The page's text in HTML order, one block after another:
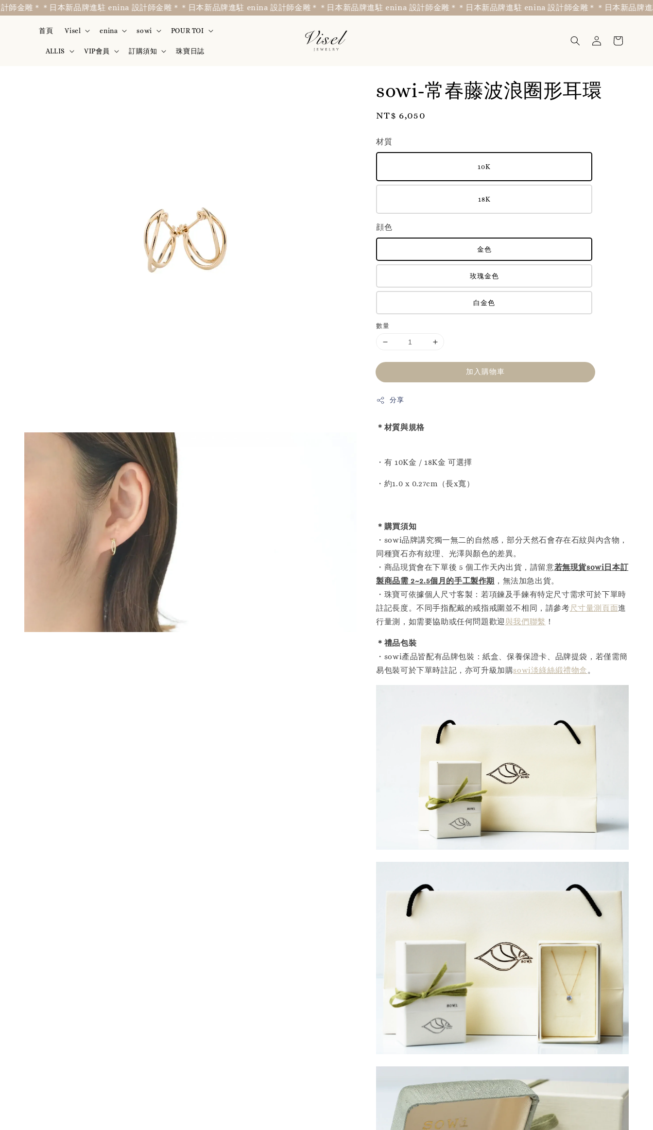
雕＊＊日本新品牌進駐 enina 設計師金雕＊＊日本新品牌進駐 enina 設計師金雕＊＊日本新品牌進駐 enina 設計師金雕＊＊日本新品牌進駐 enina 設計師金雕＊＊日本新品牌進駐
首頁 Visel enina sowi POUR TOI
ALLIS VIP會員 訂購須知 珠寶日誌
sowi-常春藤波浪圈形耳環
Regular
NT$ 6,050
材質
10K
18K
顔色
金色
玫瑰金色
白金色
數量
加入購物車
分享
＊材質與規格
・有 10K金 / 18K金 可選擇
・約1.0 x 0.27cm（長x寬）
＊購買須知
・sowi品牌講究獨一無二的自然感，部分天然石會存在石紋與內含物，
同種寶石亦有紋理、光澤與顏色的差異。
・商品現貨會在下單後 5 個工作天內出貨，請留意若無現貨sowi日本訂
製商品需 2~2.5個月的手工製作期 ，無法加急出貨。
・珠寶可依據個人尺寸客製：若項鍊及手鍊有特定尺寸需求可於下單時
註記長度。不同手指配戴的戒指戒圍並不相同，請參考尺寸量測頁面進
行量測，如需要協助或任何問題歡迎與我們聯繫 ！
＊禮品包裝
・sowi產品皆配有品牌包裝：紙盒、保養保證卡、品牌提袋，若僅需簡
易包裝可於下單時註記，亦可升級加購sowi淡綠絲緞禮物盒。